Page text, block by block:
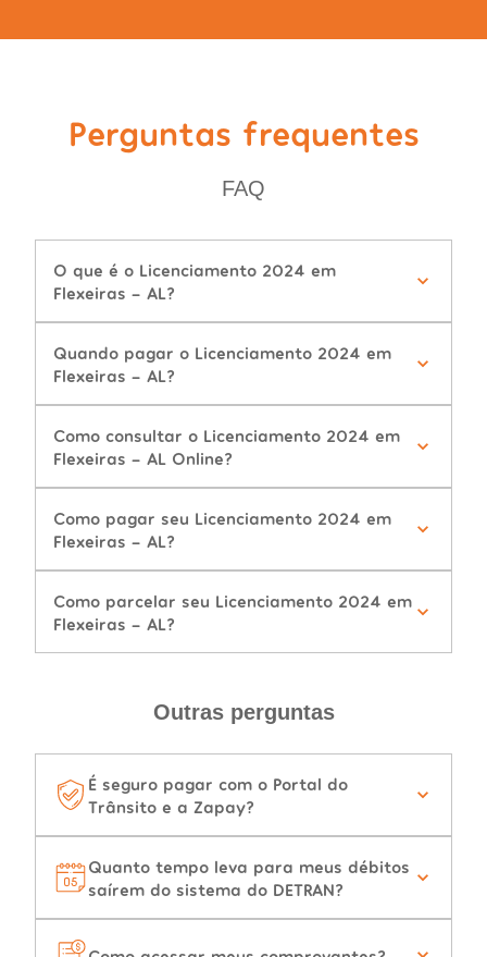
Perguntas frequentes
FAQ
O que é o Licenciamento 2024 em
Flexeiras - AL?
Quando pagar o Licenciamento 2024 em
Flexeiras - AL?
Como consultar o Licenciamento 2024 em
Flexeiras - AL Online?
Como pagar seu Licenciamento 2024 em
Flexeiras - AL?
Como parcelar seu Licenciamento 2024 em
Flexeiras - AL?
Outras perguntas
É seguro pagar com o Portal do
Trânsito e a Zapay?
Quanto tempo leva para meus débitos
saírem do sistema do DETRAN?